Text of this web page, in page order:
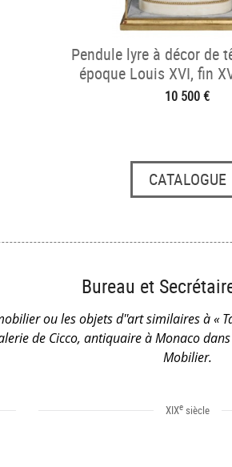
Pendule lyre à décor de
époque Louis XVI, fin
10 500 €
CATALOGUE
Bureau et
ou les objets d''art similaires à «
de Cicco, antiquaire à Monaco
Mobilier.
XIXesiècle